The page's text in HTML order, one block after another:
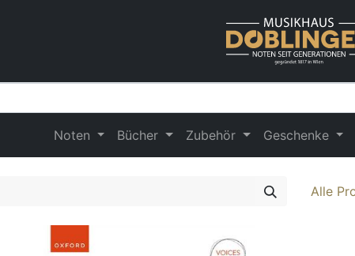
Noten Bücher Zubehör Geschenke
Alle